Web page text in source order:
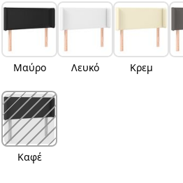
Μαύρο Λευκό Κρεμ
Καφέ